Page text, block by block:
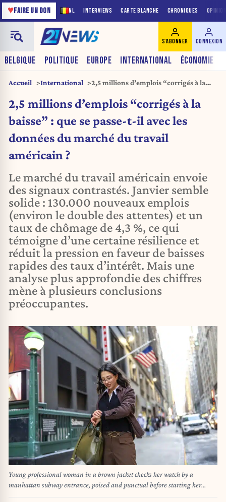
NL INTERVIEWS CARTE BLANCHE CHRONIQUES
♥FAIRE UN DON
BELGIQUE POLITIQUE EUROPE INTERNATIONAL ÉCONOMIE
S'ABONNER CONNEXION
Accueil International
2,5 millions d’emplois “corrigés à la
données du marché du travail
2,5 millions d’emplois “corrigés à la
baisse” : que se passe-t-il avec les
données du marché du travail
américain ?
Le marché du travail américain envoie
des signaux contrastés. Janvier semble
solide : 130.000 nouveaux emplois
(environ le double des attentes) et un
taux de chômage de 4,3 %, ce qui
témoigne d’une certaine résilience et
réduit la pression en faveur de baisses
rapides des taux d’intérêt. Mais une
analyse plus approfondie des chiffres
mène à plusieurs conclusions
préoccupantes.
Young professional woman in a brown jacket checks her watch by a
manhattan subway entrance, poised and punctual before starting her
commute through the financial district